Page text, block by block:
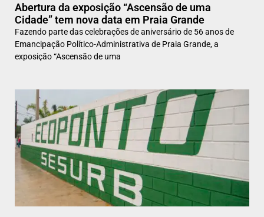
Abertura da exposição “Ascensão de uma
Cidade” tem nova data em Praia Grande
Fazendo parte das celebrações de aniversário de 56 anos de
Emancipação Político-Administrativa de Praia Grande, a
exposição “Ascensão de uma